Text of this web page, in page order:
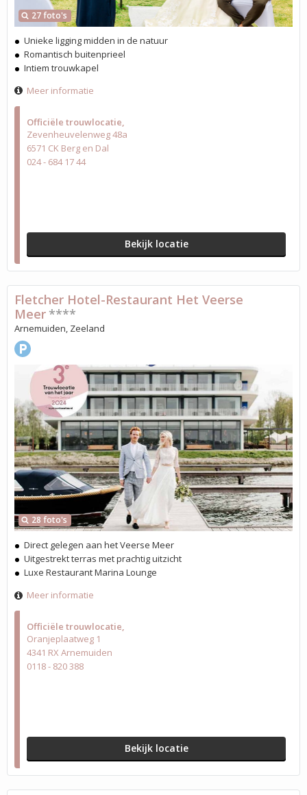
Officiële trouwlocatie
Zevenheuvelenweg 48a
6571 CK Berg en Dal
024 - 684 17 44
Bekijk locatie
27 foto's
Unieke ligging midden in de natuur
Romantisch buitenprieel
Intiem trouwkapel
Meer informatie
Officiële trouwlocatie
Oranjeplaatweg 1
4341 RX Arnemuiden
0118 - 820 388
Bekijk locatie
28 foto's
Fletcher Hotel-Restaurant Het Veerse
Meer ****
Arnemuiden, Zeeland
Direct gelegen aan het Veerse Meer
Uitgestrekt terras met prachtig uitzicht
Luxe Restaurant Marina Lounge
Meer informatie